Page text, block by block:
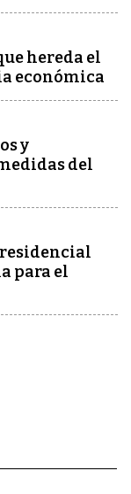
hereda el
económica
y
del
para el